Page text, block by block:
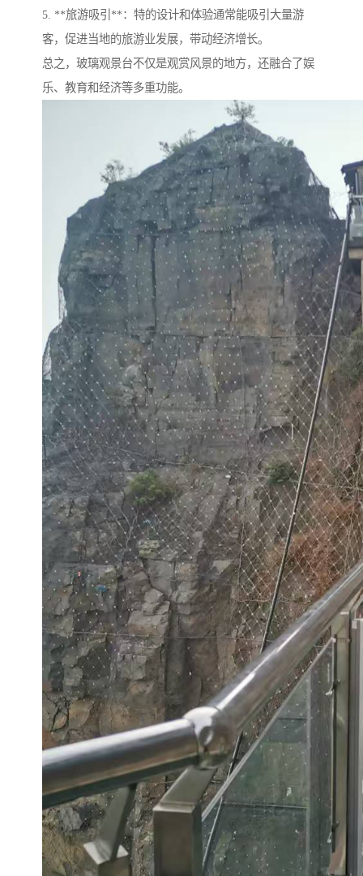
5. **旅游吸引**：特的设计和体验通常能吸引大量游
客，促进当地的旅游业发展，带动经济增长。
总之，玻璃观景台不仅是观赏风景的地方，还融合了娱
乐、教育和经济等多重功能。